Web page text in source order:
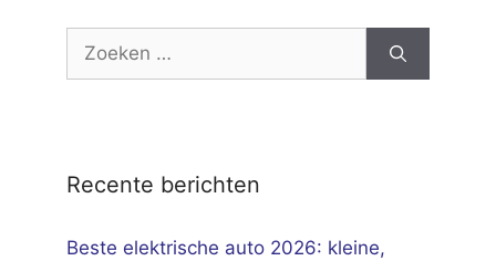
Zoek
Recente berichten
Beste elektrische auto 2026: kleine,